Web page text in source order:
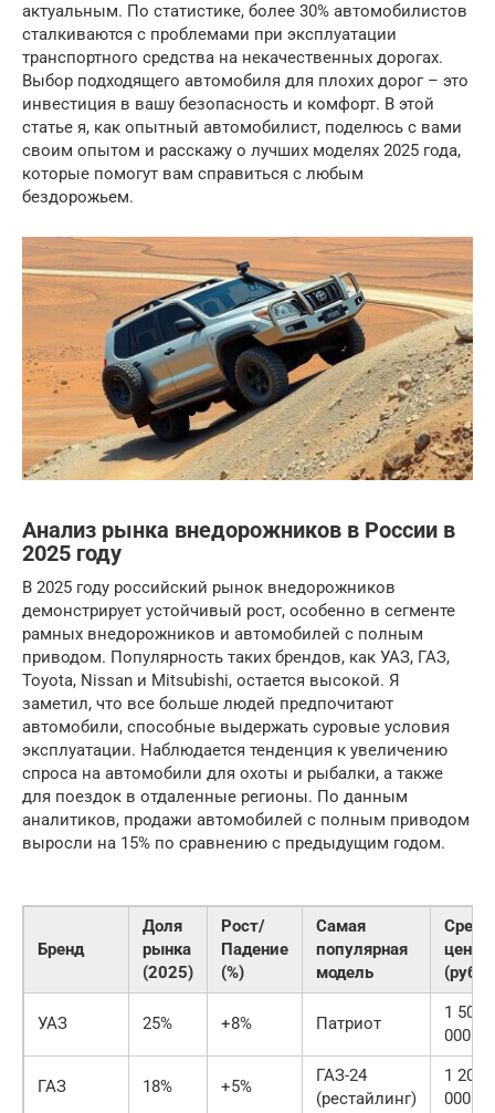
актуальным. По статистике, более 30% автомобилистов
сталкиваются с проблемами при эксплуатации
транспортного средства на некачественных дорогах.
Выбор подходящего автомобиля для плохих дорог – это
инвестиция в вашу безопасность и комфорт. В этой
статье я, как опытный автомобилист, поделюсь с вами
своим опытом и расскажу о лучших моделях 2025 года,
которые помогут вам справиться с любым
бездорожьем.
Анализ рынка внедорожников в России в
2025 году
В 2025 году российский рынок внедорожников
демонстрирует устойчивый рост, особенно в сегменте
рамных внедорожников и автомобилей с полным
приводом. Популярность таких брендов, как УАЗ, ГАЗ,
Toyota, Nissan и Mitsubishi, остается высокой. Я
заметил, что все больше людей предпочитают
автомобили, способные выдержать суровые условия
эксплуатации. Наблюдается тенденция к увеличению
спроса на автомобили для охоты и рыбалки, а также
для поездок в отдаленные регионы. По данным
аналитиков, продажи автомобилей с полным приводом
выросли на 15% по сравнению с предыдущим годом.
Бренд
Доля
рынка
(2025)
Рост/
Падение
(%)
Самая
популярная
модель
цена
(руб.)
УАЗ 25% +8% Патриот
1 500
000
ГАЗ 18% +5%
ГАЗ-24
(рестайлинг)
1 200
000